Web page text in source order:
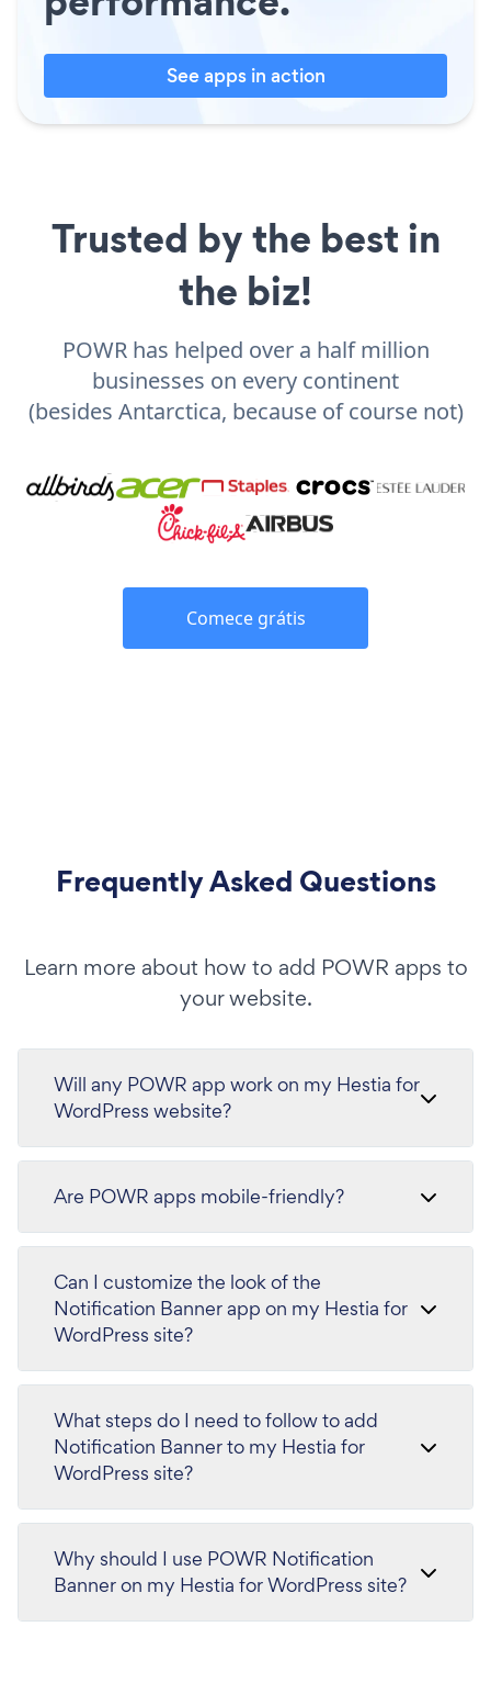
See apps in action
Trusted by the best in
the biz!
POWR has helped over a half million
businesses on every continent
(besides Antarctica, because of course not)
Comece grátis
Frequently Asked Questions
Learn more about how to add POWR apps to
your website.
Will any POWR app work on my Hestia for
WordPress website?
Are POWR apps mobile-friendly?
Can I customize the look of the
Notification Banner app on my Hestia for
WordPress site?
What steps do I need to follow to add
Notification Banner to my Hestia for
WordPress site?
Why should I use POWR Notification
Banner on my Hestia for WordPress site?